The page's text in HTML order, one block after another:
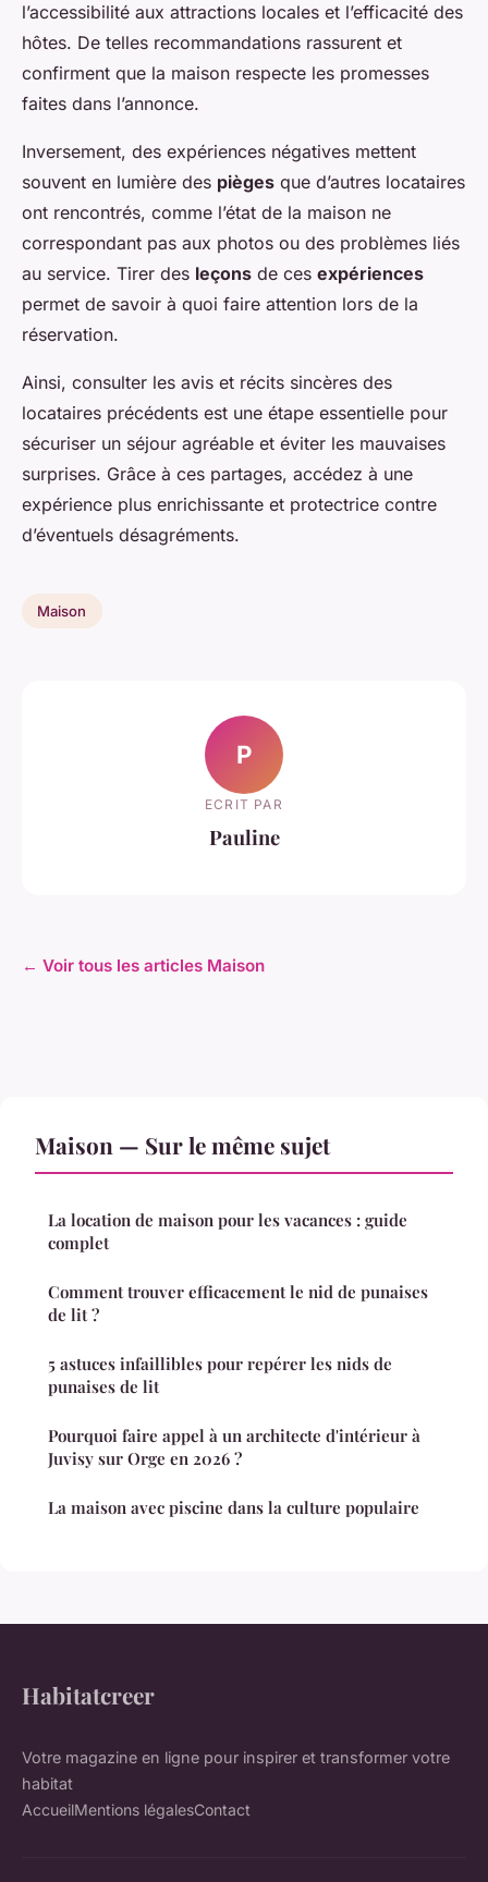
l’accessibilité aux attractions locales et l’efficacité des
hôtes. De telles recommandations rassurent et
confirment que la maison respecte les promesses
faites dans l’annonce.
Inversement, des expériences négatives mettent
souvent en lumière des pièges que d’autres locataires
ont rencontrés, comme l’état de la maison ne
correspondant pas aux photos ou des problèmes liés
au service. Tirer des leçons de ces expériences
permet de savoir à quoi faire attention lors de la
réservation.
Ainsi, consulter les avis et récits sincères des
locataires précédents est une étape essentielle pour
sécuriser un séjour agréable et éviter les mauvaises
surprises. Grâce à ces partages, accédez à une
expérience plus enrichissante et protectrice contre
d’éventuels désagréments.
Maison
P
ECRIT PAR
Pauline
← Voir tous les articles Maison
Maison — Sur le même sujet
La location de maison pour les vacances : guide
complet
Comment trouver efficacement le nid de punaises
de lit ?
5 astuces infaillibles pour repérer les nids de
punaises de lit
Pourquoi faire appel à un architecte d'intérieur à
Juvisy sur Orge en 2026 ?
La maison avec piscine dans la culture populaire
Habitatcreer
Votre magazine en ligne pour inspirer et transformer votre
habitat
AccueilMentions légalesContact